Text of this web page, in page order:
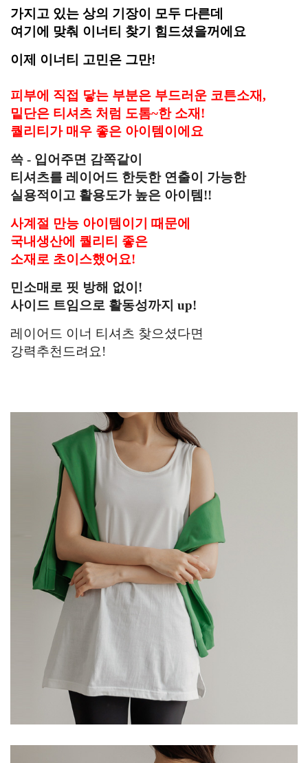
가지고 있는 상의 기장이 모두 다른데
여기에 맞춰 이너티 찾기 힘드셨을꺼에요
이제 이너티 고민은 그만!
피부에 직접 닿는 부분은 부드러운 코튼소재,
밑단은 티셔츠 처럼 도톰~한 소재!
퀄리티가 매우 좋은 아이템이에요
쓱 - 입어주면 감쪽같이
티셔츠를 레이어드 한듯한 연출이 가능한
실용적이고 활용도가 높은 아이템!!
사계절 만능 아이템이기 때문에
국내생산에 퀄리티 좋은
소재로 초이스했어요!
민소매로 핏 방해 없이!
사이드 트임으로 활동성까지 up!
레이어드 이너 티셔츠 찾으셨다면
강력추천드려요!